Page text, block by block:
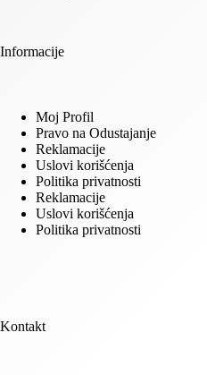
Informacije
Moj Profil
Pravo na Odustajanje
Reklamacije
Uslovi korišćenja
Politika privatnosti
Reklamacije
Uslovi korišćenja
Politika privatnosti
Kontakt